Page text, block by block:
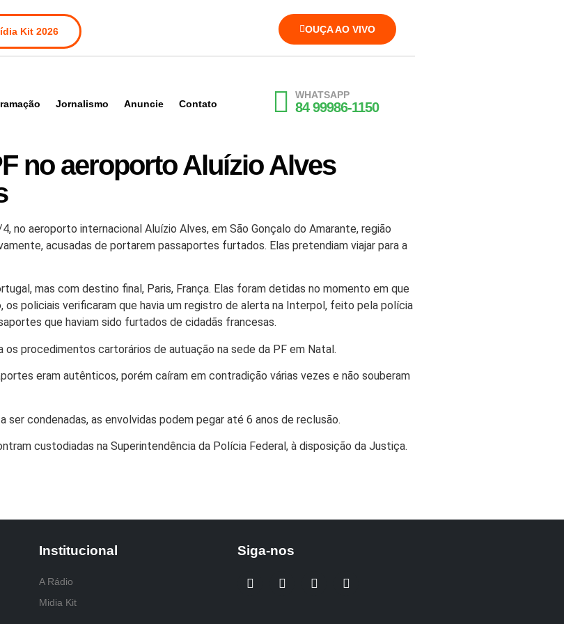
Kit 2026 OUÇA AO VIVO
Jornalismo Anuncie Contato
WHATSAPP
84 99986-1150
no aeroporto Aluízio Alves
no aeroporto internacional Aluízio Alves, em São Gonçalo do Amarante, região
acusadas de portarem passaportes furtados. Elas pretendiam viajar para a
mas com destino final, Paris, França. Elas foram detidas no momento em que
policiais verificaram que havia um registro de alerta na Interpol, feito pela polícia
que haviam sido furtados de cidadãs francesas.
procedimentos cartorários de autuação na sede da PF em Natal.
eram autênticos, porém caíram em contradição várias vezes e não souberam
condenadas, as envolvidas podem pegar até 6 anos de reclusão.
custodiadas na Superintendência da Polícia Federal, à disposição da Justiça.
Institucional
A Rádio
Midia Kit
Siga-nos